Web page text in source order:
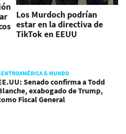
Los Murdoch podrían
estar en la directiva de
TikTok en EEUU
& MUNDO
Senado confirma a Todd
exabogado de Trump,
Fiscal General